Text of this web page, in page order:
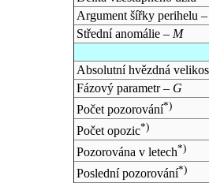
Argument šířky perihelu
Střední anomálie – M
Absolutní hvězdná
Fázový parametr – G
Počet pozorování*)
Počet opozic*)
Pozorována v letech*)
Poslední pozorování*)